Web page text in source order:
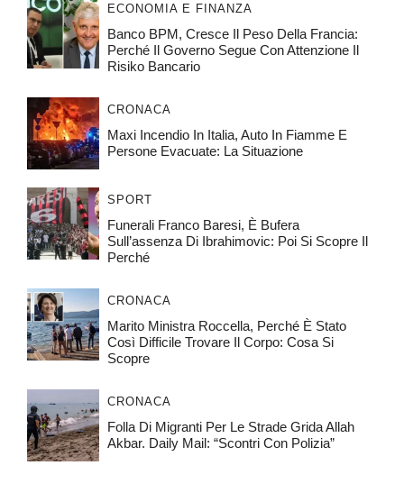
ECONOMIA E FINANZA
Banco BPM, Cresce Il Peso Della Francia:
Perché Il Governo Segue Con Attenzione Il
Risiko Bancario
CRONACA
Maxi Incendio In Italia, Auto In Fiamme E
Persone Evacuate: La Situazione
SPORT
Funerali Franco Baresi, È Bufera
Sull’assenza Di Ibrahimovic: Poi Si Scopre Il
Perché
CRONACA
Marito Ministra Roccella, Perché È Stato
Così Difficile Trovare Il Corpo: Cosa Si
Scopre
CRONACA
Folla Di Migranti Per Le Strade Grida Allah
Akbar. Daily Mail: “Scontri Con Polizia”